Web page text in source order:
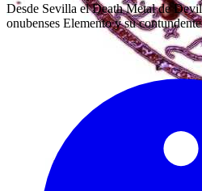
Desde Sevilla el Death Metal de
onubenses Elemento y su